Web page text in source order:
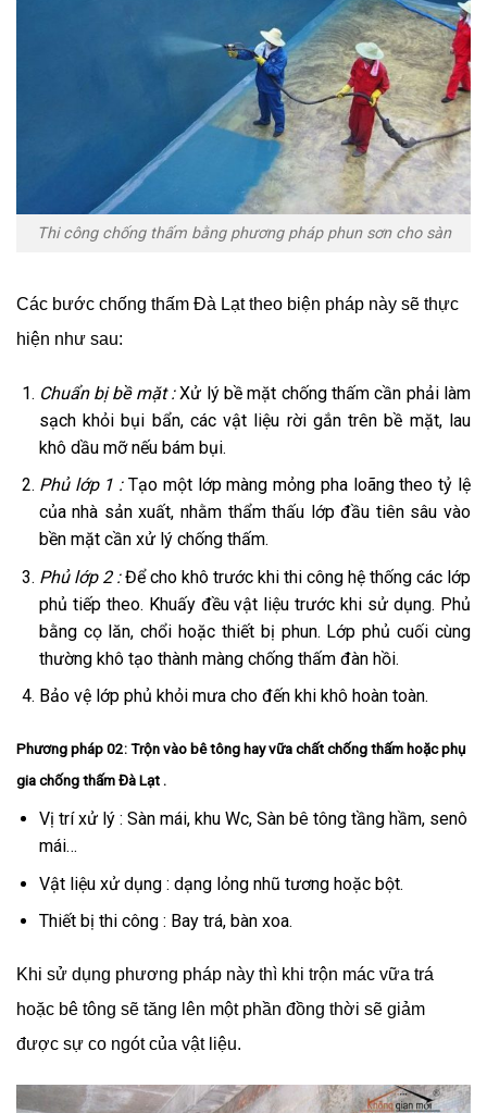
Thi công chống thấm bằng phương pháp phun sơn cho sàn
Các bước chống thấm Đà Lạt theo biện pháp này sẽ thực
hiện như sau:
Chuẩn bị bề mặt :Xử lý bề mặt chống thấm cần phải làm
sạch khỏi bụi bẩn, các vật liệu rời gắn trên bề mặt, lau
khô dầu mỡ nếu bám bụi.
Phủ lớp 1 :Tạo một lớp màng mỏng pha loãng theo tỷ lệ
của nhà sản xuất, nhằm thẩm thấu lớp đầu tiên sâu vào
bền mặt cần xử lý chống thấm.
Phủ lớp 2 :Để cho khô trước khi thi công hệ thống các lớp
phủ tiếp theo. Khuấy đều vật liệu trước khi sử dụng. Phủ
bằng cọ lăn, chổi hoặc thiết bị phun. Lớp phủ cuối cùng
thường khô tạo thành màng chống thấm đàn hồi.
Bảo vệ lớp phủ khỏi mưa cho đến khi khô hoàn toàn.
Phương pháp 02: Trộn vào bê tông hay vữa chất chống thấm hoặc phụ
gia chống thấm Đà Lạt .
Vị trí xử lý : Sàn mái, khu Wc, Sàn bê tông tầng hầm, senô
mái…
Vật liệu xử dụng : dạng lỏng nhũ tương hoặc bột.
Thiết bị thi công : Bay trá, bàn xoa.
Khi sử dụng phương pháp này thì khi trộn mác vữa trá
hoặc bê tông sẽ tăng lên một phần đồng thời sẽ giảm
được sự co ngót của vật liệu.